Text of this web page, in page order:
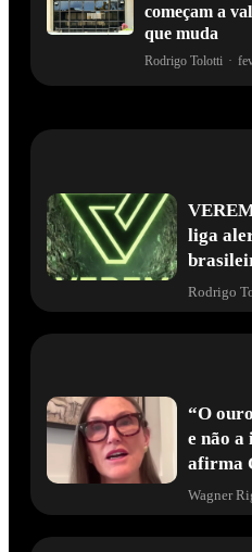
começam a
que muda
Rodrigo Tolotti ·
liga
Rodrigo
“O
e não
afirma
Wagner